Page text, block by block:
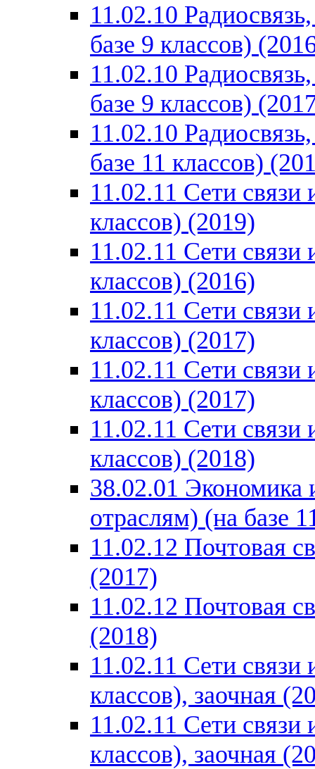
11.02.10
базе 9 классов)
11.02.10
базе 9 классов)
11.02.10
базе 11 классов)
11.02.11 Сети
классов) (2019)
11.02.11 Сети
классов) (2016)
11.02.11 Сети
классов) (2017)
11.02.11 Сети
классов) (2017)
11.02.11 Сети
классов) (2018)
38.02.01 Экономика
отраслям) (на базе
11.02.12 Почтовая
(2017)
11.02.12 Почтовая
(2018)
11.02.11 Сети
классов), заочная
11.02.11 Сети
классов), заочная